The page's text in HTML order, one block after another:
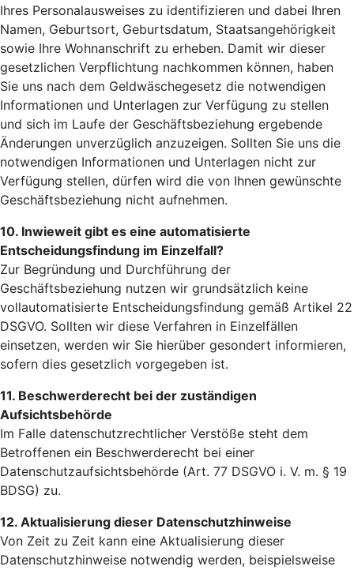
Ihres Personalausweises zu identifizieren und dabei Ihren
Namen, Geburtsort, Geburtsdatum, Staatsangehörigkeit
sowie Ihre Wohnanschrift zu erheben. Damit wir dieser
gesetzlichen Verpflichtung nachkommen können, haben
Sie uns nach dem Geldwäschegesetz die notwendigen
Informationen und Unterlagen zur Verfügung zu stellen
und sich im Laufe der Geschäftsbeziehung ergebende
Änderungen unverzüglich anzuzeigen. Sollten Sie uns die
notwendigen Informationen und Unterlagen nicht zur
Verfügung stellen, dürfen wird die von Ihnen gewünschte
Geschäftsbeziehung nicht aufnehmen.
10. Inwieweit gibt es eine automatisierte
Entscheidungsfindung im Einzelfall?
Zur Begründung und Durchführung der
Geschäftsbeziehung nutzen wir grundsätzlich keine
vollautomatisierte Entscheidungsfindung gemäß Artikel 22
DSGVO. Sollten wir diese Verfahren in Einzelfällen
einsetzen, werden wir Sie hierüber gesondert informieren,
sofern dies gesetzlich vorgegeben ist.
11. Beschwerderecht bei der zuständigen
Aufsichtsbehörde
Im Falle datenschutzrechtlicher Verstöße steht dem
Betroffenen ein Beschwerderecht bei einer
Datenschutzaufsichtsbehörde (Art. 77 DSGVO i. V. m. § 19
BDSG) zu.
12. Aktualisierung dieser Datenschutzhinweise
Von Zeit zu Zeit kann eine Aktualisierung dieser
Datenschutzhinweise notwendig werden, beispielsweise